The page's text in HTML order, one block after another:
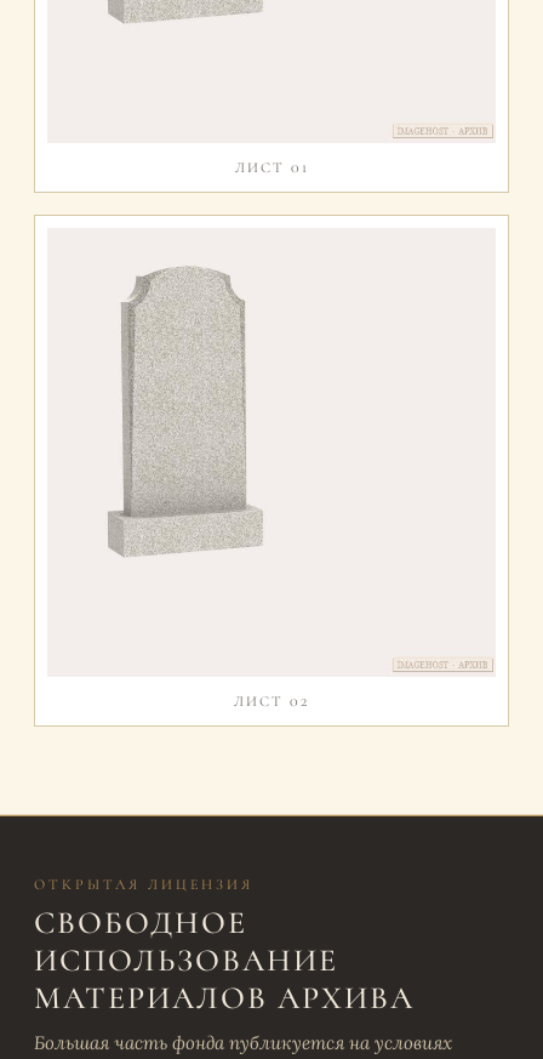
ЛИСТ 01
ЛИСТ 02
ОТКРЫТАЯ ЛИЦЕНЗИЯ
СВОБОДНОЕ
ИСПОЛЬЗОВАНИЕ
МАТЕРИАЛОВ АРХИВА
Большая часть фонда публикуется на условиях